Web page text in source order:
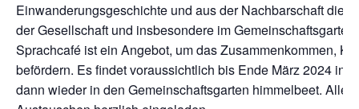
Einwanderungsgeschichte und aus der Nachbarschaft die
der Gesellschaft und insbesondere im
Sprachcafé ist ein Angebot, um das Zusammenkommen,
befördern. Es findet voraussichtlich bis Ende März 2024 in
dann wieder in den Gemeinschaftsgarten himmelbeet. Alle